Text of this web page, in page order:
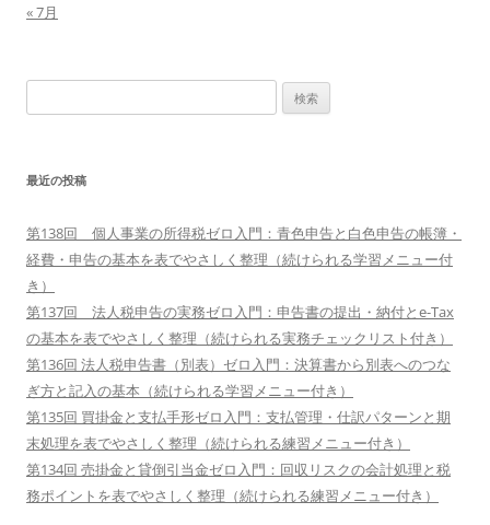
« 7月
索:
最近の投稿
第138回 個人事業の所得税ゼロ入門：青色申告と白色申告の帳簿・
経費・申告の基本を表でやさしく整理（続けられる学習メニュー付
き）
第137回 法人税申告の実務ゼロ入門：申告書の提出・納付とe-Tax
の基本を表でやさしく整理（続けられる実務チェックリスト付き）
第136回 法人税申告書（別表）ゼロ入門：決算書から別表へのつな
ぎ方と記入の基本（続けられる学習メニュー付き）
第135回 買掛金と支払手形ゼロ入門：支払管理・仕訳パターンと期
末処理を表でやさしく整理（続けられる練習メニュー付き）
第134回 売掛金と貸倒引当金ゼロ入門：回収リスクの会計処理と税
務ポイントを表でやさしく整理（続けられる練習メニュー付き）